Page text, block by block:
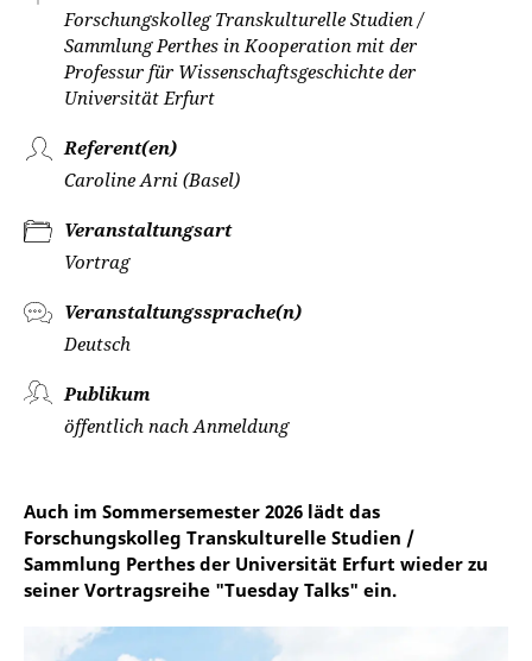
Forschungskolleg Transkulturelle Studien /
Sammlung Perthes in Kooperation mit der
Professur für Wissenschaftsgeschichte der
Universität Erfurt
Referent(en)
Caroline Arni (Basel)
Veranstaltungsart
Vortrag
Veranstaltungssprache(n)
Deutsch
Publikum
öffentlich nach Anmeldung
Auch im Sommersemester 2026 lädt das
Forschungskolleg Transkulturelle Studien /
Sammlung Perthes der Universität Erfurt wieder zu
seiner Vortragsreihe "Tuesday Talks" ein.